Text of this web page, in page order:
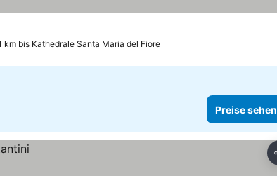
km bis Kathedrale Santa Maria del Fiore
Preise sehen